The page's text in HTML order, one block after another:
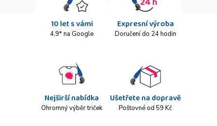
10 let s vámi
4,9* na Google
Expresní výroba
Doručení do 24 hodin
Nejširší nabídka
Ohromný výběr triček
Ušetřete na dopravě
Poštovné od 59 Kč